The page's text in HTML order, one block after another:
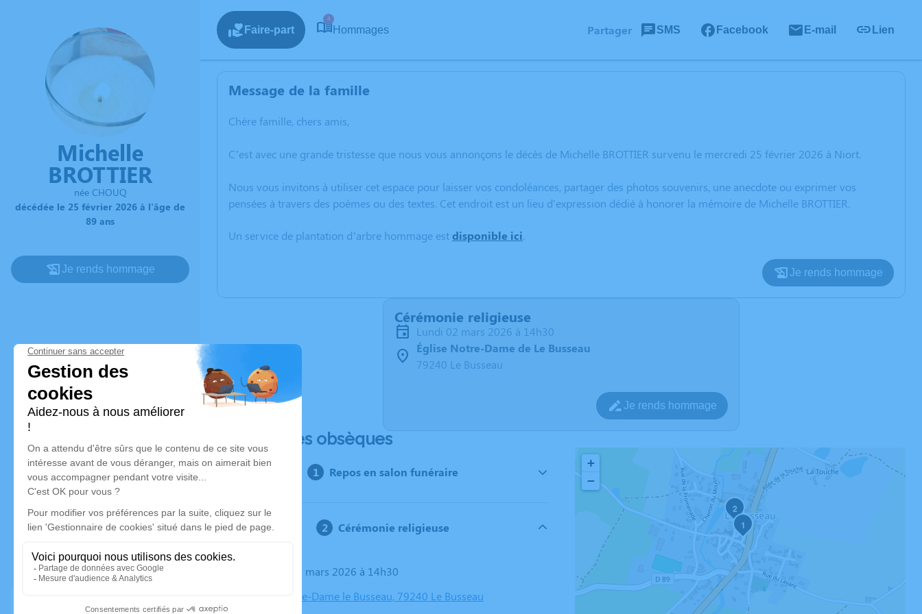
Michelle
BROTTIER
née CHOUQ
décédée le 25 février 2026 à l'âge de
89 ans
Je rends hommage
Faire-part
4
Hommages Partager SMS Facebook E-mail Lien
Message de la famille
Chère famille, chers amis,
C’est avec une grande tristesse que nous vous annonçons le décès de Michelle BROTTIER survenu le mercredi 25 février 2026 à Niort.
Nous vous invitons à utiliser cet espace pour laisser vos condoléances, partager des photos souvenirs, une anecdote ou exprimer vos
pensées à travers des poèmes ou des textes. Cet endroit est un lieu d'expression dédié à honorer la mémoire de Michelle BROTTIER.
Un service de plantation d’arbre hommage estdisponible ici.
Je rends hommage
Cérémonie religieuse
lundi 02 mars 2026 à 14h30
Église Notre-Dame de Le Busseau
79240 Le Busseau
Je rends hommage
Déroulé des obsèques
Repos en salon funéraire
Cérémonie religieuse
Le lundi 02 mars 2026 à 14h30
Église Notre-Dame le Busseau, 79240 Le Busseau
1
2
+
−